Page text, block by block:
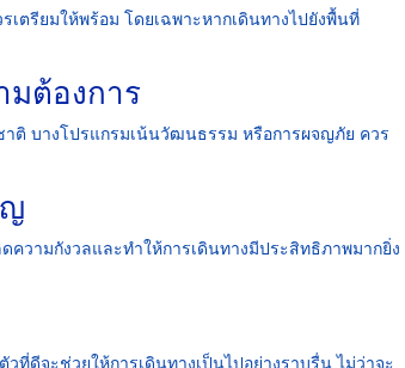
เตรียมให้พร้อม โดยเฉพาะหากเดินทางไปยังพื้นที่
มต้องการ
ติ บางโปรแกรมเน้นวัฒนธรรม หรือการผจญภัย ควร
ความกังวลและทำให้การเดินทางมีประสิทธิภาพมากยิ่ง
ดีจะช่วยให้การเดินทางเป็นไปอย่างราบรื่น ไม่ว่าจะ